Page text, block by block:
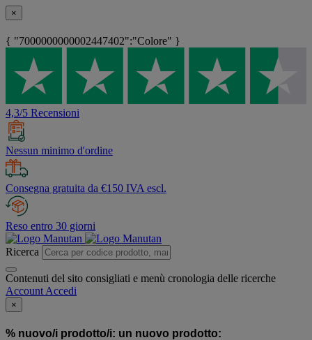
×
{ "7000000000002447402":"Colore" }
4,3/5 Recensioni
Nessun minimo d'ordine
Consegna gratuita da €150 IVA escl.
Reso entro 30 giorni
Ricerca
Contenuti del sito consigliati e menù cronologia delle ricerche
Account Accedi
×
% nuovo/i prodotto/i: un nuovo prodotto: